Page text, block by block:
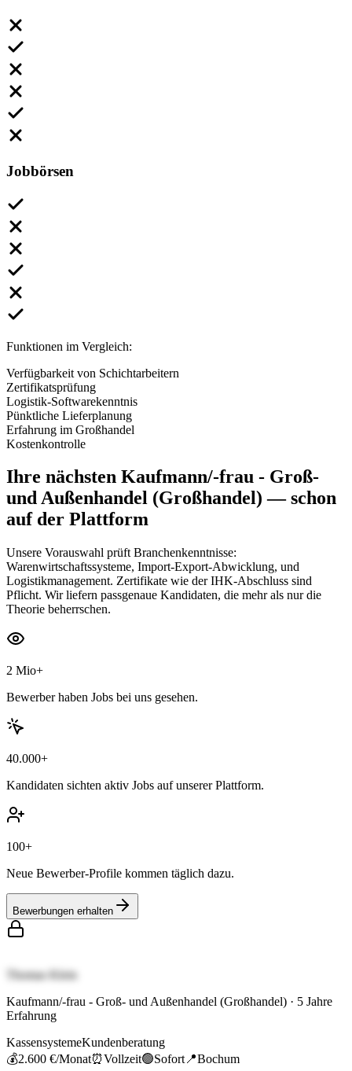
Jobbörsen
Funktionen im Vergleich:
Verfügbarkeit von Schichtarbeitern
Zertifikatsprüfung
Logistik-Softwarekenntnis
Pünktliche Lieferplanung
Erfahrung im Großhandel
Kostenkontrolle
Ihre nächsten Kaufmann/-frau - Groß-
und Außenhandel (Großhandel) — schon
auf der Plattform
Unsere Vorauswahl prüft Branchenkenntnisse:
Warenwirtschaftssysteme, Import-Export-Abwicklung, und
Logistikmanagement. Zertifikate wie der IHK-Abschluss sind
Pflicht. Wir liefern passgenaue Kandidaten, die mehr als nur die
Theorie beherrschen.
2 Mio+
Bewerber haben Jobs bei uns gesehen.
40.000+
Kandidaten sichten aktiv Jobs auf unserer Plattform.
100+
Neue Bewerber-Profile kommen täglich dazu.
Bewerbungen erhalten
Thomas Klein
Kaufmann/-frau - Groß- und Außenhandel (Großhandel) · 5 Jahre
Erfahrung
KassensystemeKundenberatung
💰2.600 €/Monat⏰Vollzeit🟢Sofort 📍Bochum